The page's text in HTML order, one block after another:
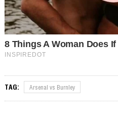
TAG: Arsenal vs Burnley